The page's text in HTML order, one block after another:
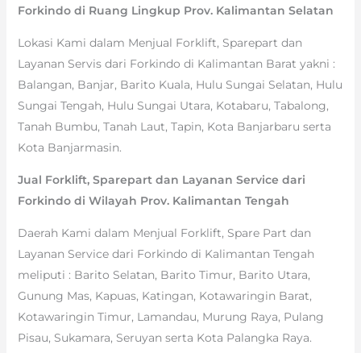
Forkindo di Ruang Lingkup Prov. Kalimantan Selatan
Lokasi Kami dalam Menjual Forklift, Sparepart dan
Layanan Servis dari Forkindo di Kalimantan Barat yakni :
Balangan, Banjar, Barito Kuala, Hulu Sungai Selatan, Hulu
Sungai Tengah, Hulu Sungai Utara, Kotabaru, Tabalong,
Tanah Bumbu, Tanah Laut, Tapin, Kota Banjarbaru serta
Kota Banjarmasin.
Jual Forklift, Sparepart dan Layanan Service dari
Forkindo di Wilayah Prov. Kalimantan Tengah
Daerah Kami dalam Menjual Forklift, Spare Part dan
Layanan Service dari Forkindo di Kalimantan Tengah
meliputi : Barito Selatan, Barito Timur, Barito Utara,
Gunung Mas, Kapuas, Katingan, Kotawaringin Barat,
Kotawaringin Timur, Lamandau, Murung Raya, Pulang
Pisau, Sukamara, Seruyan serta Kota Palangka Raya.